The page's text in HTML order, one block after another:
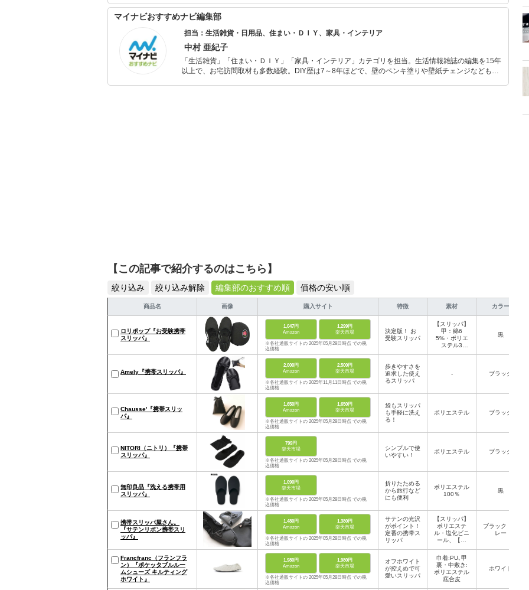
子供が生まれてモノが爆発的に増えてしまい、片づけられなかった経験をしてから、「片付け」を体
系的に学ぶ。片付けのやり方、仕組みを作れば家は片付くという信念を持つ。 司会業の経験から「伝
マイナビおすすめナビ編集部
担当：生活雑貨・日用品、住まい・ＤＩＹ、家具・インテリア
中村 亜紀子
「生活雑貨」「住まい・ＤＩＹ」「家具・インテリア」カテゴリを担当。生活情報雑誌の編集を15年
以上で、お宅訪問取材も多数経験。DIY歴は7～8年ほどで、壁のペンキ塗りや壁紙チェンジなどもチ
【この記事で紹介するのはこちら】
絞り込み 絞り込み解除 編集部のおすすめ順 価格の安い順
商品名 画像 購入サイト 特徴 素材 カラー
ロリポップ『お受験携帯
スリッパ』
1,047円
Amazon
1,299円
楽天市場
※各社通販サイトの 2025年05月28日時点 での税
込価格
決定版！ お
受験スリッパ
【スリッパ】
甲：綿6
5%・ポリエ
ステル3
5%・ポリエ
黒
Amely『携帯スリッパ』
2,000円
Amazon
2,500円
楽天市場
※各社通販サイトの 2025年11月11日時点 での税
込価格
歩きやすさを
追求した使え
るスリッパ
- ブラック
Chausse'『携帯スリッ
パ』
1,650円
Amazon
1,650円
楽天市場
※各社通販サイトの 2025年05月28日時点 での税
込価格
袋もスリッパ
も手軽に洗え
る！
ポリエステル ブラック
NITORI（ニトリ）『携帯
スリッパ』
799円
楽天市場
※各社通販サイトの 2025年05月28日時点 での税
込価格
シンプルで使
いやすい！
ポリエステル ブラック
無印良品『洗える携帯用
スリッパ』
1,090円
楽天市場
※各社通販サイトの 2025年05月28日時点 での税
込価格
折りたためる
から旅行など
にも便利
ポリエステル
100％
黒
携帯スリッパ屋さん。
『サテンリボン携帯スリ
ッパ』
1,480円
Amazon
1,380円
楽天市場
※各社通販サイトの 2025年05月28日時点 での税
込価格
サテンの光沢
がポイント！
定番の携帯ス
リッパ
【スリッパ】
ポリエステ
ル・塩化ビニ
ール、【巾
テル
ブラック・グ
レー
Francfranc（フランフラ
ン）『ポケッタブルルー
ムシューズ キルティング
ホワイト』
1,980円
Amazon
1,980円
楽天市場
※各社通販サイトの 2025年05月28日時点 での税
込価格
オフホワイト
が控えめで可
愛いスリッパ
巾着:PU､甲
裏・中敷き:
ポリエステル
底合皮
ホワイト